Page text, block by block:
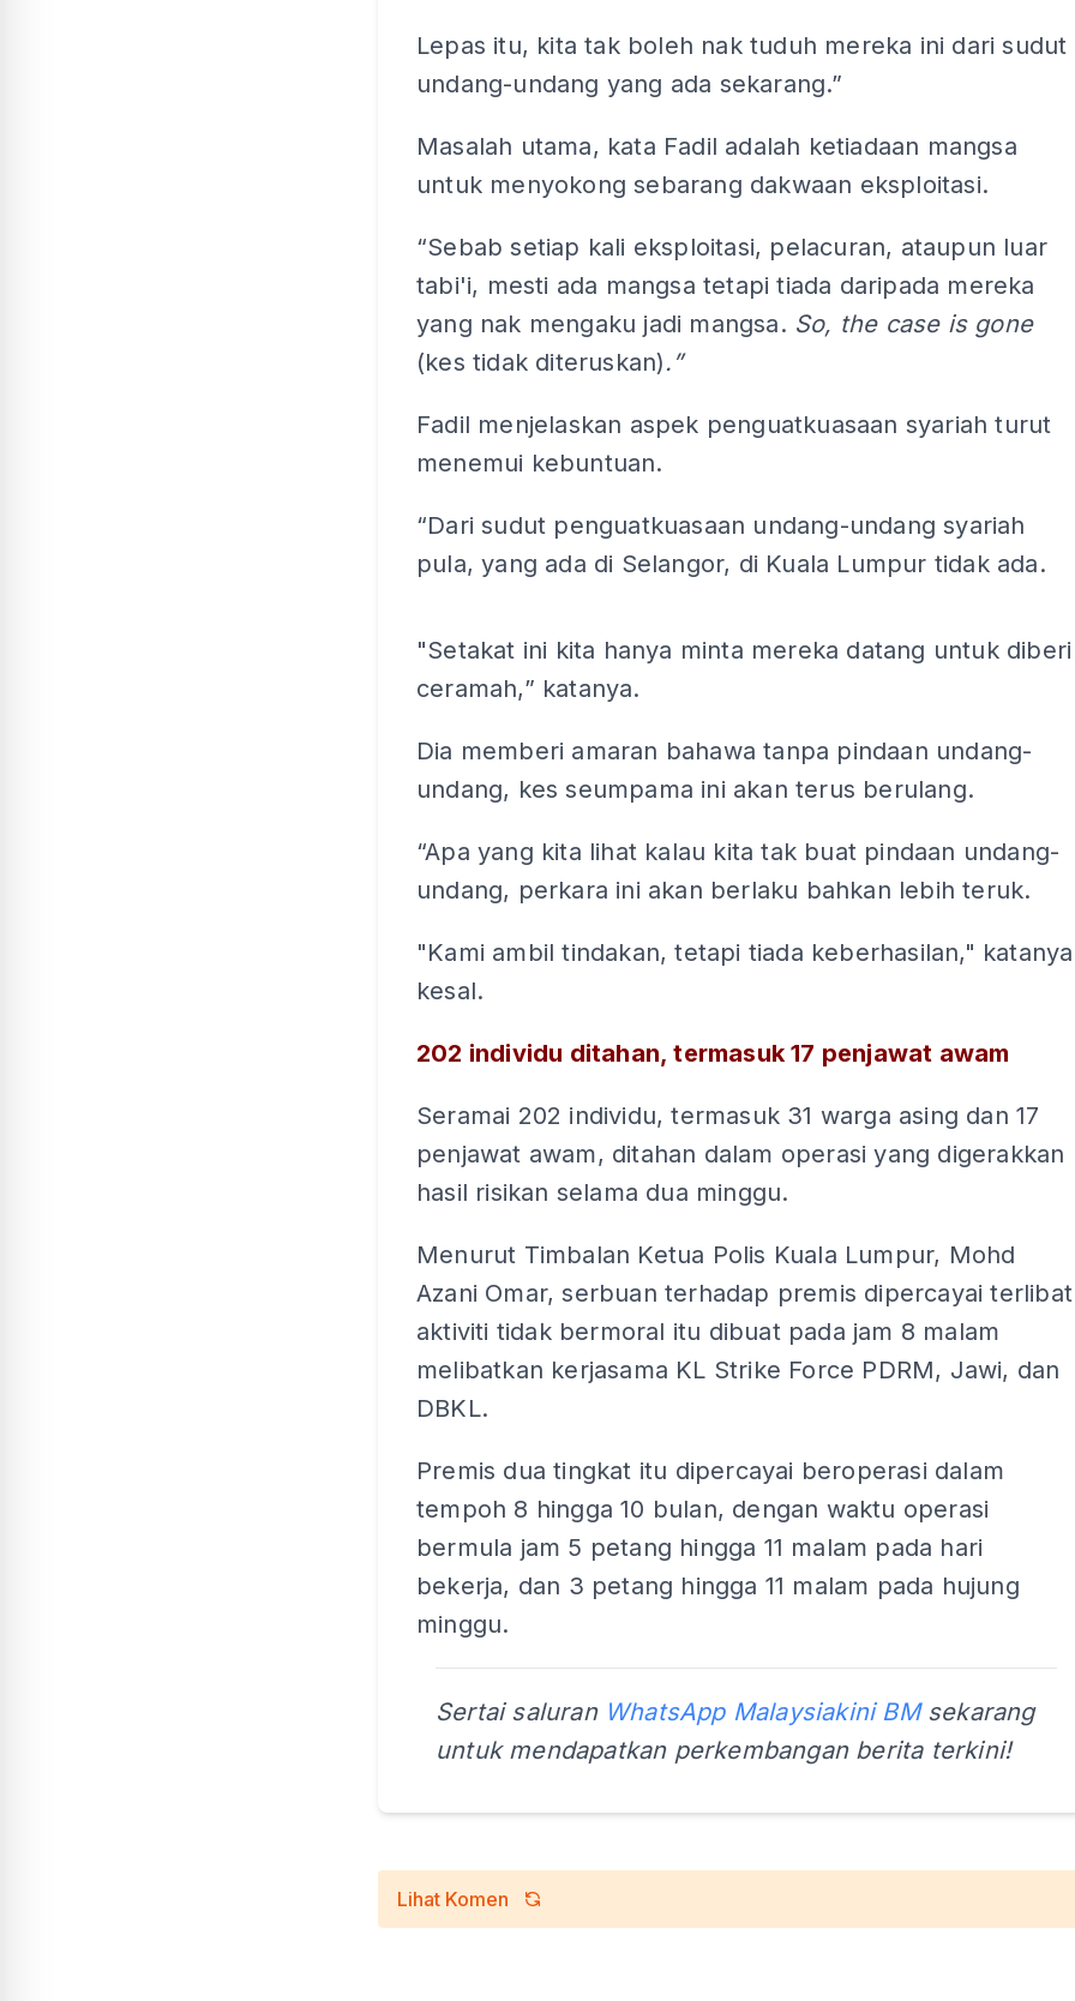
Lepas itu, kita tak boleh nak tuduh mereka ini dari sudut
undang-undang yang ada sekarang.”
Masalah utama, kata Fadil adalah ketiadaan mangsa
untuk menyokong sebarang dakwaan eksploitasi.
“Sebab setiap kali eksploitasi, pelacuran, ataupun luar
tabi'i, mesti ada mangsa tetapi tiada daripada mereka
yang nak mengaku jadi mangsa. So, the case is gone
(kes tidak diteruskan).”
Fadil menjelaskan aspek penguatkuasaan syariah turut
menemui kebuntuan.
“Dari sudut penguatkuasaan undang-undang syariah
pula, yang ada di Selangor, di Kuala Lumpur tidak ada.
"Setakat ini kita hanya minta mereka datang untuk diberi
ceramah,” katanya.
Dia memberi amaran bahawa tanpa pindaan undang-
undang, kes seumpama ini akan terus berulang.
“Apa yang kita lihat kalau kita tak buat pindaan undang-
undang, perkara ini akan berlaku bahkan lebih teruk.
"Kami ambil tindakan, tetapi tiada keberhasilan," katanya
kesal.
202 individu ditahan, termasuk 17 penjawat awam
Seramai 202 individu, termasuk 31 warga asing dan 17
penjawat awam, ditahan dalam operasi yang digerakkan
hasil risikan selama dua minggu.
Menurut Timbalan Ketua Polis Kuala Lumpur, Mohd
Azani Omar, serbuan terhadap premis dipercayai terlibat
aktiviti tidak bermoral itu dibuat pada jam 8 malam
melibatkan kerjasama KL Strike Force PDRM, Jawi, dan
DBKL.
Premis dua tingkat itu dipercayai beroperasi dalam
tempoh 8 hingga 10 bulan, dengan waktu operasi
bermula jam 5 petang hingga 11 malam pada hari
bekerja, dan 3 petang hingga 11 malam pada hujung
minggu.
Sertai saluran WhatsApp Malaysiakini BMsekarang
untuk mendapatkan perkembangan berita terkini!
Lihat Komen